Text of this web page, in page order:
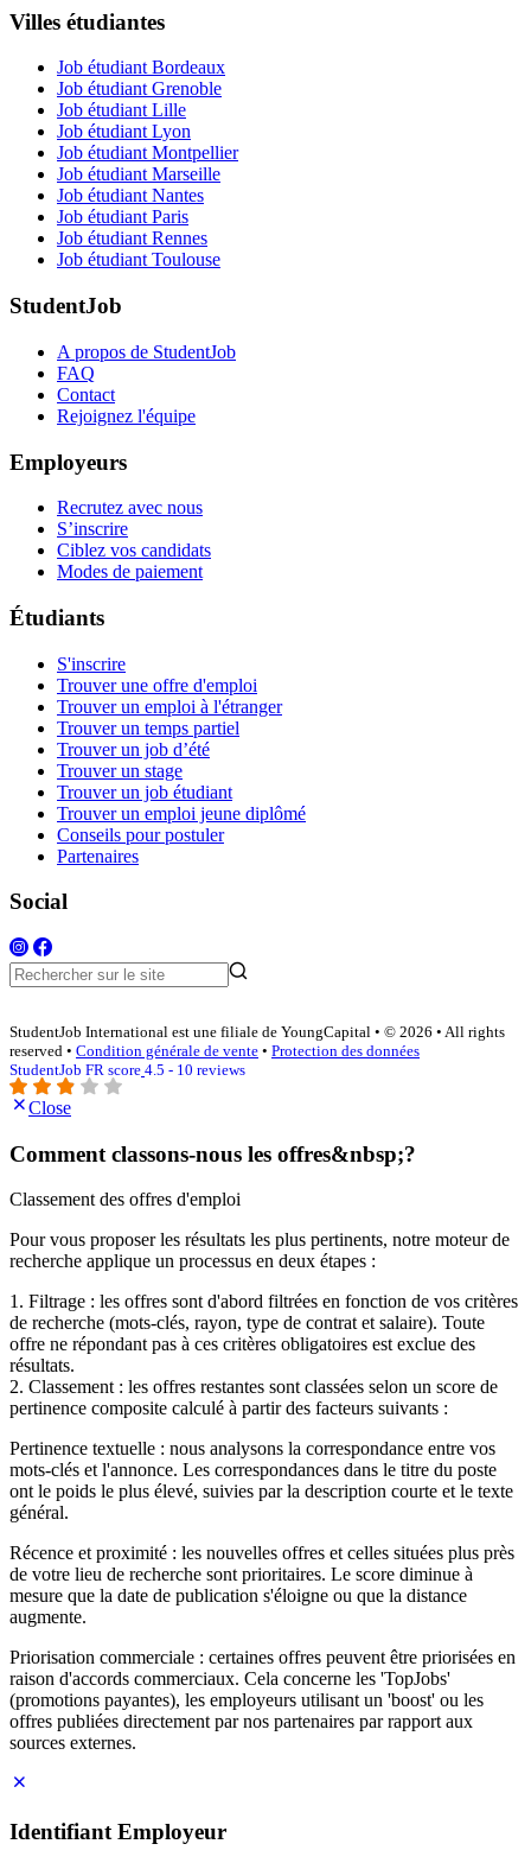
Villes étudiantes
Job étudiant Bordeaux
Job étudiant Grenoble
Job étudiant Lille
Job étudiant Lyon
Job étudiant Montpellier
Job étudiant Marseille
Job étudiant Nantes
Job étudiant Paris
Job étudiant Rennes
Job étudiant Toulouse
StudentJob
A propos de StudentJob
FAQ
Contact
Rejoignez l'équipe
Employeurs
Recrutez avec nous
S’inscrire
Ciblez vos candidats
Modes de paiement
Étudiants
S'inscrire
Trouver une offre d'emploi
Trouver un emploi à l'étranger
Trouver un temps partiel
Trouver un job d’été
Trouver un stage
Trouver un job étudiant
Trouver un emploi jeune diplômé
Conseils pour postuler
Partenaires
Social
StudentJob International est une filiale de YoungCapital • © 2026 • All rights
reserved • Condition générale de vente • Protection des données
StudentJob FR score 4.5 - 10 reviews
Close
Comment classons-nous les offres&nbsp;?
Classement des offres d'emploi
Pour vous proposer les résultats les plus pertinents, notre moteur de
recherche applique un processus en deux étapes :
1. Filtrage : les offres sont d'abord filtrées en fonction de vos critères
de recherche (mots-clés, rayon, type de contrat et salaire). Toute
offre ne répondant pas à ces critères obligatoires est exclue des
résultats.
2. Classement : les offres restantes sont classées selon un score de
pertinence composite calculé à partir des facteurs suivants :
Pertinence textuelle : nous analysons la correspondance entre vos
mots-clés et l'annonce. Les correspondances dans le titre du poste
ont le poids le plus élevé, suivies par la description courte et le texte
général.
Récence et proximité : les nouvelles offres et celles situées plus près
de votre lieu de recherche sont prioritaires. Le score diminue à
mesure que la date de publication s'éloigne ou que la distance
augmente.
Priorisation commerciale : certaines offres peuvent être priorisées en
raison d'accords commerciaux. Cela concerne les 'TopJobs'
(promotions payantes), les employeurs utilisant un 'boost' ou les
offres publiées directement par nos partenaires par rapport aux
sources externes.
Identifiant Employeur